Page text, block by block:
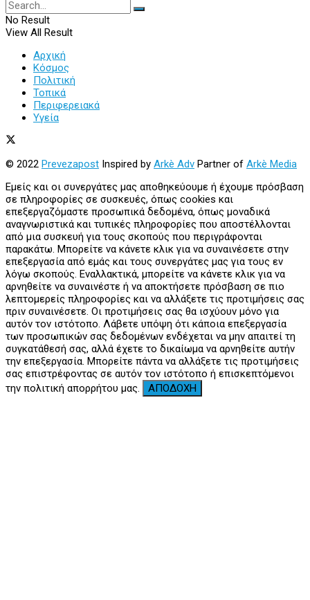
No Result
View All Result
Αρχική
Κόσμος
Πολιτική
Τοπικά
Περιφερειακά
Υγεία
© 2022 Prevezapost Inspired by Arkè Adv Partner of Arkè Media
Εμείς και οι συνεργάτες μας αποθηκεύουμε ή έχουμε πρόσβαση
σε πληροφορίες σε συσκευές, όπως cookies και
επεξεργαζόμαστε προσωπικά δεδομένα, όπως μοναδικά
αναγνωριστικά και τυπικές πληροφορίες που αποστέλλονται
από μια συσκευή για τους σκοπούς που περιγράφονται
παρακάτω. Μπορείτε να κάνετε κλικ για να συναινέσετε στην
επεξεργασία από εμάς και τους συνεργάτες μας για τους εν
λόγω σκοπούς. Εναλλακτικά, μπορείτε να κάνετε κλικ για να
αρνηθείτε να συναινέστε ή να αποκτήσετε πρόσβαση σε πιο
λεπτομερείς πληροφορίες και να αλλάξετε τις προτιμήσεις σας
πριν συναινέσετε. Οι προτιμήσεις σας θα ισχύουν μόνο για
αυτόν τον ιστότοπο. Λάβετε υπόψη ότι κάποια επεξεργασία
των προσωπικών σας δεδομένων ενδέχεται να μην απαιτεί τη
συγκατάθεσή σας, αλλά έχετε το δικαίωμα να αρνηθείτε αυτήν
την επεξεργασία. Μπορείτε πάντα να αλλάξετε τις προτιμήσεις
σας επιστρέφοντας σε αυτόν τον ιστότοπο ή επισκεπτόμενοι
την πολιτική απορρήτου μας.
ΑΠΟΔΟΧΗ